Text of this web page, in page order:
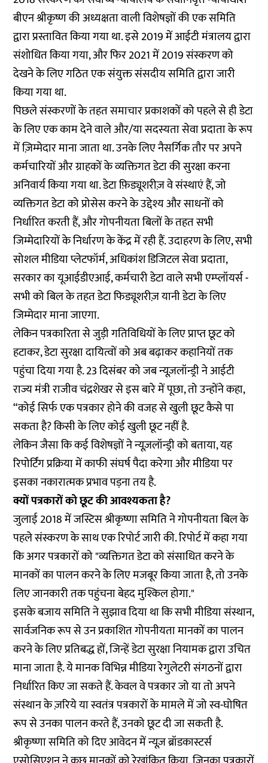
बीएन श्रीकृष्ण की अध्यक्षता वाली विशेषज्ञों की एक समिति
द्वारा प्रस्तावित किया गया था. इसे 2019 में आईटी मंत्रालय द्वारा
संशोधित किया गया, और फिर 2021 में 2019 संस्करण को
देखने के लिए गठित एक संयुक्त संसदीय समिति द्वारा जारी
किया गया था.
पिछले संस्करणों के तहत समाचार प्रकाशकों को पहले से ही डेटा
के लिए एक काम देने वाले और/या सदस्यता सेवा प्रदाता के रूप
में ज़िम्मेदार माना जाता था. उनके लिए नैसर्गिक तौर पर अपने
कर्मचारियों और ग्राहकों के व्यक्तिगत डेटा की सुरक्षा करना
अनिवार्य किया गया था. डेटा फ़िड्यूशरीज़ वे संस्थाएं हैं, जो
व्यक्तिगत डेटा को प्रोसेस करने के उद्देश्य और साधनों को
निर्धारित करती हैं, और गोपनीयता बिलों के तहत सभी
जिम्मेदारियों के निर्धारण के केंद्र में रही हैं. उदाहरण के लिए, सभी
सोशल मीडिया प्लेटफॉर्म, अधिकांश डिजिटल सेवा प्रदाता,
सरकार का यूआईडीएआई, कर्मचारी डेटा वाले सभी एम्प्लॉयर्स -
सभी को बिल के तहत डेटा फिड्यूशरीज़ यानी डेटा के लिए
जिम्मेदार माना जाएगा.
लेकिन पत्रकारिता से जुड़ी गतिविधियों के लिए प्राप्त छूट को
हटाकर, डेटा सुरक्षा दायित्वों को अब बढ़ाकर कहानियों तक
पहुंचा दिया गया है. 23 दिसंबर को जब न्यूज़लॉन्ड्री ने आईटी
राज्य मंत्री राजीव चंद्रशेखर से इस बारे में पूछा, तो उन्होंने कहा,
“कोई सिर्फ एक पत्रकार होने की वजह से खुली छूट कैसे पा
सकता है? किसी के लिए कोई खुली छूट नहीं है.
लेकिन जैसा कि कई विशेषज्ञों ने न्यूज़लॉन्ड्री को बताया, यह
रिपोर्टिंग प्रक्रिया में काफी संघर्ष पैदा करेगा और मीडिया पर
इसका नकारात्मक प्रभाव पड़ना तय है.
क्यों पत्रकारों को छूट की आवश्यकता है?
जुलाई 2018 में जस्टिस श्रीकृष्णा समिति ने गोपनीयता बिल के
पहले संस्करण के साथ एक रिपोर्ट जारी की. रिपोर्ट में कहा गया
कि अगर पत्रकारों को "व्यक्तिगत डेटा को संसाधित करने के
मानकों का पालन करने के लिए मजबूर किया जाता है, तो उनके
लिए जानकारी तक पहुंचना बेहद मुश्किल होगा."
इसके बजाय समिति ने सुझाव दिया था कि सभी मीडिया संस्थान,
सार्वजनिक रूप से उन प्रकाशित गोपनीयता मानकों का पालन
करने के लिए प्रतिबद्ध हों, जिन्हें डेटा सुरक्षा नियामक द्वारा उचित
माना जाता है. ये मानक विभिन्न मीडिया रेगुलेटरी संगठनों द्वारा
निर्धारित किए जा सकते हैं. केवल वे पत्रकार जो या तो अपने
संस्थान के ज़रिये या स्वतंत्र पत्रकारों के मामले में जो स्व-घोषित
रूप से उनका पालन करते हैं, उनको छूट दी जा सकती है.
श्रीकृष्णा समिति को दिए आवेदन में न्यूज़ ब्रॉडकास्टर्स